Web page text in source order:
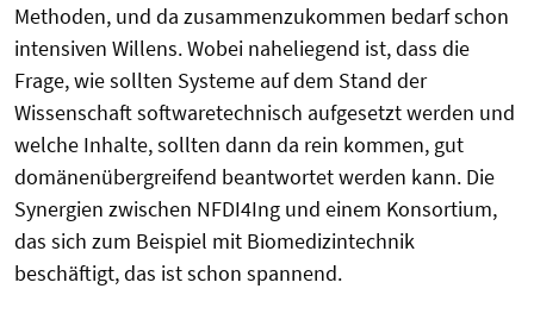
Methoden, und da zusammenzukommen bedarf schon
intensiven Willens. Wobei naheliegend ist, dass die
Frage, wie sollten Systeme auf dem Stand der
Wissenschaft softwaretechnisch aufgesetzt werden und
welche Inhalte, sollten dann da rein kommen, gut
domänenübergreifend beantwortet werden kann. Die
Synergien zwischen NFDI4Ing und einem Konsortium,
das sich zum Beispiel mit Biomedizintechnik
beschäftigt, das ist schon spannend.